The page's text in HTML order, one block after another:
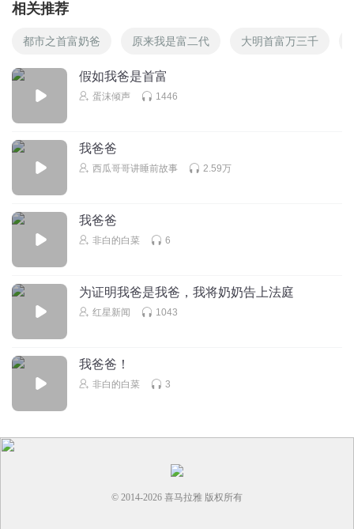
相关推荐
都市之首富奶爸 原来我是富二代 大明首富万三千
假如我爸是首富
蛋沫倾声 1446
我爸爸
西瓜哥哥讲睡前故事 2.59万
我爸爸
非白的白菜 6
为证明我爸是我爸，我将奶奶告上法庭
红星新闻 1043
我爸爸！
非白的白菜 3
© 2014-2026 喜马拉雅 版权所有